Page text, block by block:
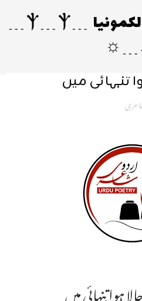
Ⲯ﹍︿﹍︿﹍ الکمونیا ﹍Ⲯ﹍Ⲯ﹍
تنہائی میں
ہوا تنہائی میں